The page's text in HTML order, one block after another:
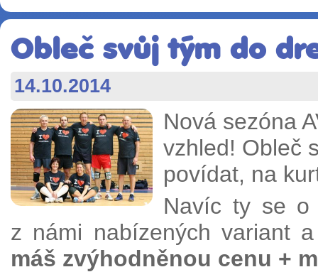
Obleč svůj tým do
14.10.2014
Nová sezóna
vzhled! Obleč
povídat, na
Navíc ty se o
z námi nabízených variant
máš zvýhodněnou cenu +